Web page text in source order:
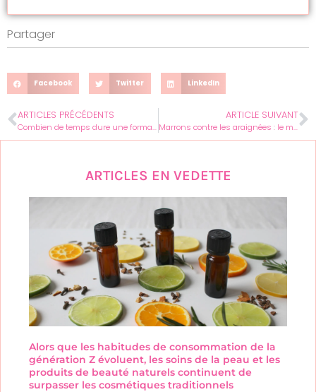
Partager
Facebook Twitter LinkedIn
ARTICLES PRÉCÉDENTS
Combien de temps dure une formation de prothésiste ongulaire : le bon format
ARTICLE SUIVANT
Marrons contre les araignées : le mythe ou la réalité ?
ARTICLES EN VEDETTE
Alors que les habitudes de consommation de la
génération Z évoluent, les soins de la peau et les
produits de beauté naturels continuent de
surpasser les cosmétiques traditionnels